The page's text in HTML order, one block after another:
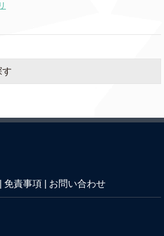
す
免責事項 お問い合わせ